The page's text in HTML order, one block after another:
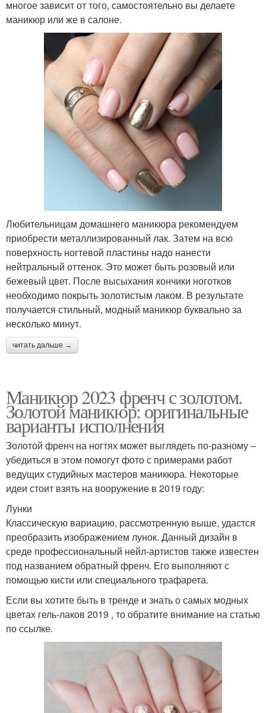
многое зависит от того, самостоятельно вы делаете
маникюр или же в салоне.
Любительницам домашнего маникюра рекомендуем
приобрести металлизированный лак. Затем на всю
поверхность ногтевой пластины надо нанести
нейтральный оттенок. Это может быть розовый или
бежевый цвет. После высыхания кончики ноготков
необходимо покрыть золотистым лаком. В результате
получается стильный, модный маникюр буквально за
несколько минут.
читать дальше →
Маникюр 2023 френч с золотом.
Золотой маникюр: оригинальные
варианты исполнения
Золотой френч на ногтях может выглядеть по-разному –
убедиться в этом помогут фото с примерами работ
ведущих студийных мастеров маникюра. Некоторые
идеи стоит взять на вооружение в 2019 году:
Лунки
Классическую вариацию, рассмотренную выше, удастся
преобразить изображением лунок. Данный дизайн в
среде профессиональный нейл-артистов также известен
под названием обратный френч. Его выполняют с
помощью кисти или специального трафарета.
Если вы хотите быть в тренде и знать о самых модных
цветах гель-лаков 2019 , то обратите внимание на статью
по ссылке.